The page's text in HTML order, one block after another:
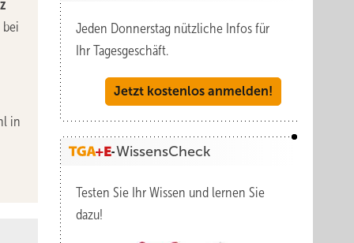
in
Jeden Donnerstag nützliche Infos für
Ihr Tagesgeschäft.
Jetzt kostenlos anmelden!
WissensCheck
Testen Sie Ihr Wissen und lernen Sie
dazu!